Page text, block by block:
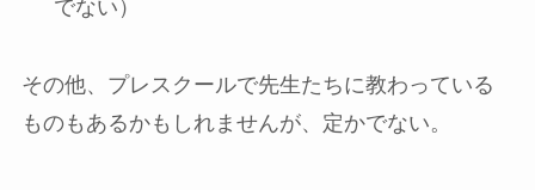
でない）
その他、プレスクールで先生たちに教わっている
ものもあるかもしれませんが、定かでない。